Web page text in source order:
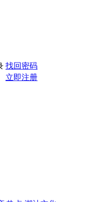
找回密码
立即注册